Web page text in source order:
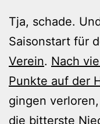
Tja, schade.
Saisonstart für
Verein. Nach
Punkte auf der
gingen
die bitterste